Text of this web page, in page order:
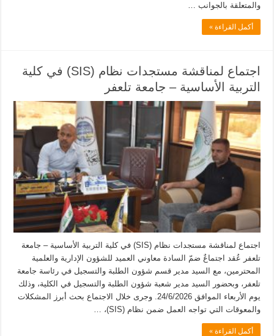
والمتعلقة بالجوانب …
أكمل القراءة »
اجتماع لمناقشة مستجدات نظام (SIS) في كلية
التربية الأساسية – جامعة تلعفر
اجتماع لمناقشة مستجدات نظام (SIS) في كلية التربية الأساسية – جامعة
تلعفر عُقد اجتماعٌ ضمّ السادة معاوني العميد للشؤون الإدارية والعلمية
المحترمين، مع السيد مدير قسم شؤون الطلبة والتسجيل في رئاسة جامعة
تلعفر، وبحضور السيد مدير شعبة شؤون الطلبة والتسجيل في الكلية، وذلك
يوم الأربعاء الموافق 24/6/2026. وجرى خلال الاجتماع بحث أبرز المشكلات
والمعوقات التي تواجه العمل ضمن نظام (SIS)، …
أكمل القراءة »